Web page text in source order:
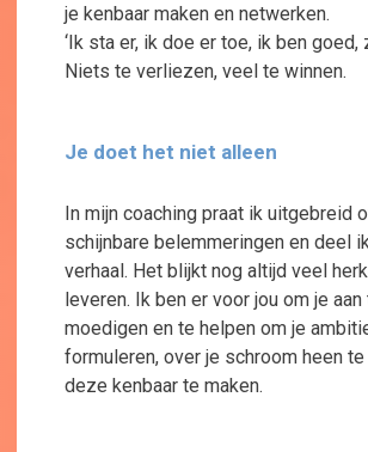
je kenbaar maken en netwerken.
‘Ik sta er, ik doe er toe, ik ben goed,
Niets te verliezen, veel te winnen.
Je doet het niet alleen
In mijn coaching praat ik uitgebreid
schijnbare belemmeringen en deel
verhaal. Het blijkt nog altijd veel
leveren. Ik ben er voor jou om je aan
moedigen en te helpen om je
formuleren, over je schroom heen
deze kenbaar te maken.